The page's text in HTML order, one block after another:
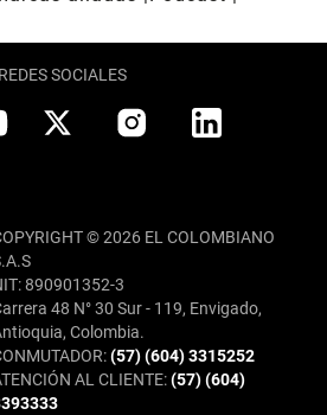
REDES SOCIALES
© 2026 EL COLOMBIANO
890901352-3
48 N° 30 Sur - 119, Envigado,
Colombia.
(57) (604) 3315252
AL CLIENTE:(57) (604)